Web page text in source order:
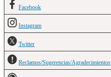
Facebook
Instagram
Twitter
Reclamos/Sugerencias/Agradecimientos